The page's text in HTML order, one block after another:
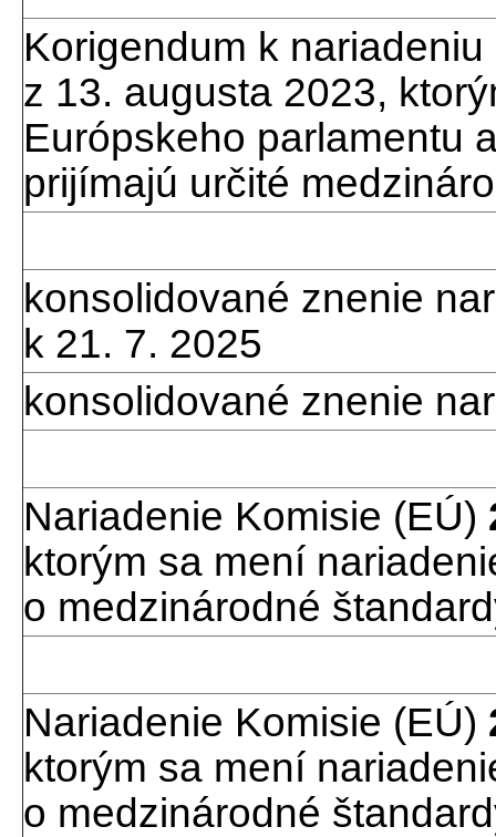
Korigendum k
z 13. augusta 2023,
Európskeho parlamentu
prijímajú určité
konsolidované znenie
k 21. 7. 2025
konsolidované znenie
Nariadenie Komisie (EÚ)
ktorým sa mení
o medzinárodné
Nariadenie Komisie (EÚ)
ktorým sa mení
o medzinárodné